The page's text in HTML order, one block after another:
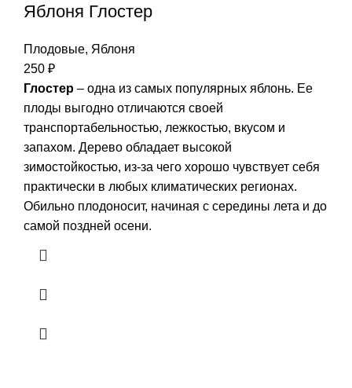
Яблоня Глостер
Плодовые, Яблоня
250 ₽
Глостер – одна из самых популярных яблонь. Ее
плоды выгодно отличаются своей
транспортабельностью, лежкостью, вкусом и
запахом. Дерево обладает высокой
зимостойкостью, из-за чего хорошо чувствует себя
практически в любых климатических регионах.
Обильно плодоносит, начиная с середины лета и до
самой поздней осени.